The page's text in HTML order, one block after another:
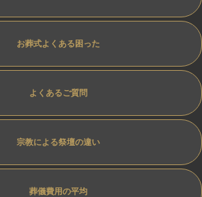
お葬式よくある困った
よくあるご質問
宗教による祭壇の違い
葬儀費用の平均